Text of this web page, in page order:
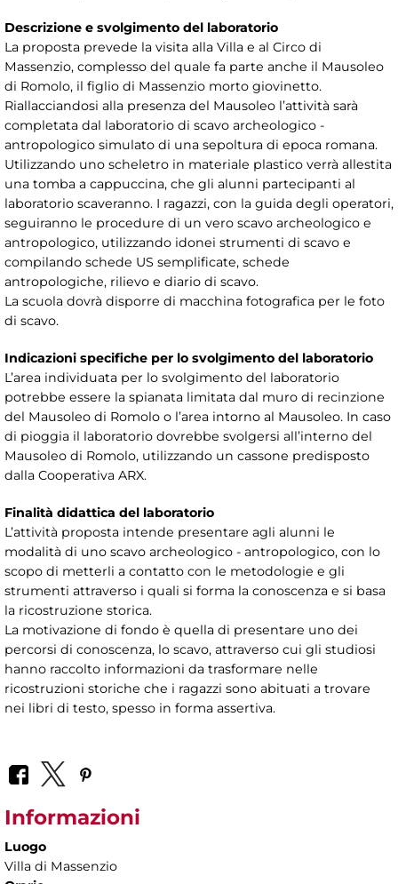
Descrizione e svolgimento del laboratorio
La proposta prevede la visita alla Villa e al Circo di
Massenzio, complesso del quale fa parte anche il Mausoleo
di Romolo, il figlio di Massenzio morto giovinetto.
Riallacciandosi alla presenza del Mausoleo l’attività sarà
completata dal laboratorio di scavo archeologico -
antropologico simulato di una sepoltura di epoca romana.
Utilizzando uno scheletro in materiale plastico verrà allestita
una tomba a cappuccina, che gli alunni partecipanti al
laboratorio scaveranno. I ragazzi, con la guida degli operatori,
seguiranno le procedure di un vero scavo archeologico e
antropologico, utilizzando idonei strumenti di scavo e
compilando schede US semplificate, schede
antropologiche, rilievo e diario di scavo.
La scuola dovrà disporre di macchina fotografica per le foto
di scavo.
Indicazioni specifiche per lo svolgimento del laboratorio
L’area individuata per lo svolgimento del laboratorio
potrebbe essere la spianata limitata dal muro di recinzione
del Mausoleo di Romolo o l’area intorno al Mausoleo. In caso
di pioggia il laboratorio dovrebbe svolgersi all’interno del
Mausoleo di Romolo, utilizzando un cassone predisposto
dalla Cooperativa ARX.
Finalità didattica del laboratorio
L’attività proposta intende presentare agli alunni le
modalità di uno scavo archeologico - antropologico, con lo
scopo di metterli a contatto con le metodologie e gli
strumenti attraverso i quali si forma la conoscenza e si basa
la ricostruzione storica.
La motivazione di fondo è quella di presentare uno dei
percorsi di conoscenza, lo scavo, attraverso cui gli studiosi
hanno raccolto informazioni da trasformare nelle
ricostruzioni storiche che i ragazzi sono abituati a trovare
nei libri di testo, spesso in forma assertiva.
Informazioni
Luogo
Villa di Massenzio